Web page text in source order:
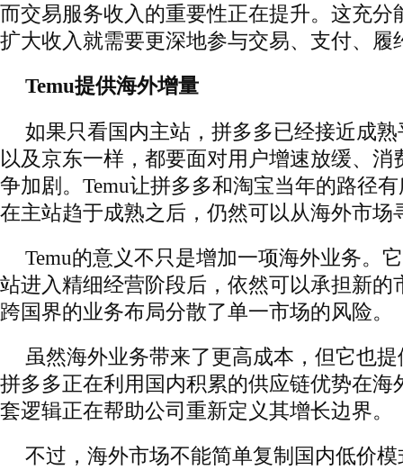
而交易服务收入的重要性正在提升。这充分
扩大收入就需要更深地参与交易、支付、履
Temu提供海外增量
如果只看国内主站，拼多多已经接近成
以及京东一样，都要面对用户增速放缓、消
争加剧。Temu让拼多多和淘宝当年的路径
在主站趋于成熟之后，仍然可以从海外市场
Temu的意义不只是增加一项海外业务。
站进入精细经营阶段后，依然可以承担新的
跨国界的业务布局分散了单一市场的风险。
虽然海外业务带来了更高成本，但它也
拼多多正在利用国内积累的供应链优势在海
套逻辑正在帮助公司重新定义其增长边界。
不过，海外市场不能简单复制国内低价